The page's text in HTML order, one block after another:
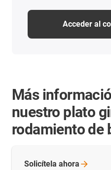
Acceder al
Más
nuestro plato
rodamiento de
Solicítela ahora